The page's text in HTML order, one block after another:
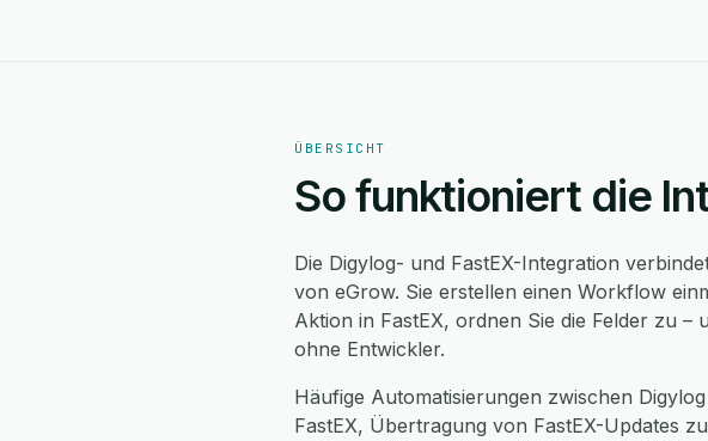
ÜBERSICHT
So funktioniert die
Die Digylog- und FastEX-Integration
von eGrow. Sie erstellen einen Workflow
Aktion in FastEX, ordnen Sie die Felder zu
ohne Entwickler.
Häufige Automatisierungen zwischen
FastEX, Übertragung von FastEX-Updates